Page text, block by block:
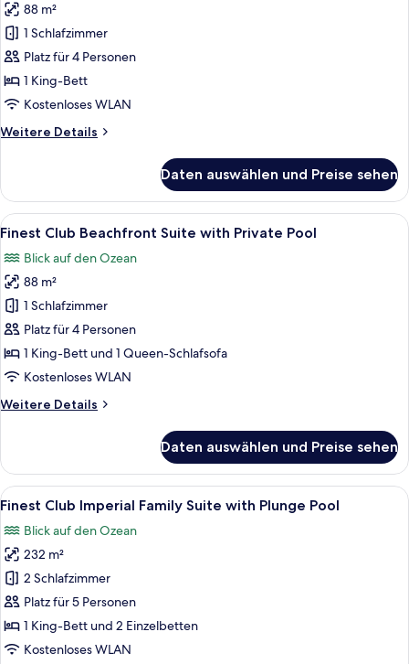
Finest
Club
Beachfront
Suite
anzeigen
88 m²
1 Schlafzimmer
Platz für 4 Personen
1 King-Bett
Kostenloses WLAN
Weitere Details
Weitere
Club
Beachfront
Suite
Daten auswählen und Preise sehen
Alle
Fotos
für
Finest
Club
Beachfront
Suite
with
Pool
Ein Schwimmbecken mit
9
Finest Club Beachfront Suite with Private Pool
Blick auf den Ozean
88 m²
1 Schlafzimmer
Platz für 4 Personen
1 King-Bett und 1 Queen-Schlafsofa
Kostenloses WLAN
Weitere Details
Weitere
Club
Beachfront
Suite
Private
Pool
Daten auswählen und Preise sehen
Alle
Fotos
für
Finest
Club
Imperial
Family
Suite
Ein Balkon mit Holzboden, einem
9
Finest Club Imperial Family Suite with Plunge Pool
Blick auf den Ozean
232 m²
2 Schlafzimmer
Platz für 5 Personen
1 King-Bett und 2 Einzelbetten
Kostenloses WLAN